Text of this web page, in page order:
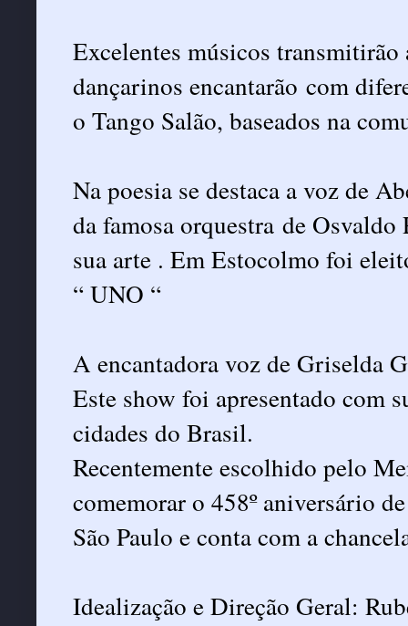
Excelentes músicos
dançarinos encantarão com
o Tango Salão, baseados na
Na poesia se destaca a voz de
da famosa orquestra de
sua arte . Em Estocolmo foi
“ UNO “
A encantadora voz de Griselda
Este show foi apresentado com
cidades do Brasil.
Recentemente escolhido pelo
comemorar o 458º aniversário de
São Paulo e conta com a
Idealização e Direção Geral: